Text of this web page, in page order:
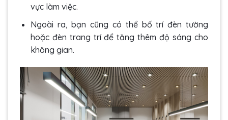
vực làm việc.
Ngoài ra, bạn cũng có thể bố trí đèn tường
hoặc đèn trang trí để tăng thêm độ sáng cho
không gian.